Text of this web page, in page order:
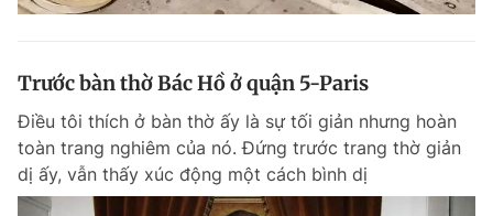
Trước bàn thờ Bác Hồ ở quận 5-Paris
Điều tôi thích ở bàn thờ ấy là sự tối giản nhưng hoàn
toàn trang nghiêm của nó. Đứng trước trang thờ giản
dị ấy, vẫn thấy xúc động một cách bình dị